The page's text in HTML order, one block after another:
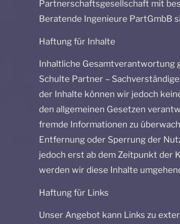
Partnerschaftsgesellschaft mit
Beratende Ingenieure PartGmbB
Haftung für Inhalte
Inhaltliche Gesamtverantwortung
Schulte Partner –
der Inhalte können wir jedoch
den allgemeinen Gesetzen
fremde Informationen zu
Entfernung oder Sperrung der
jedoch erst ab dem Zeitpunkt der
werden wir diese Inhalte
Haftung für Links
Unser Angebot kann Links zu